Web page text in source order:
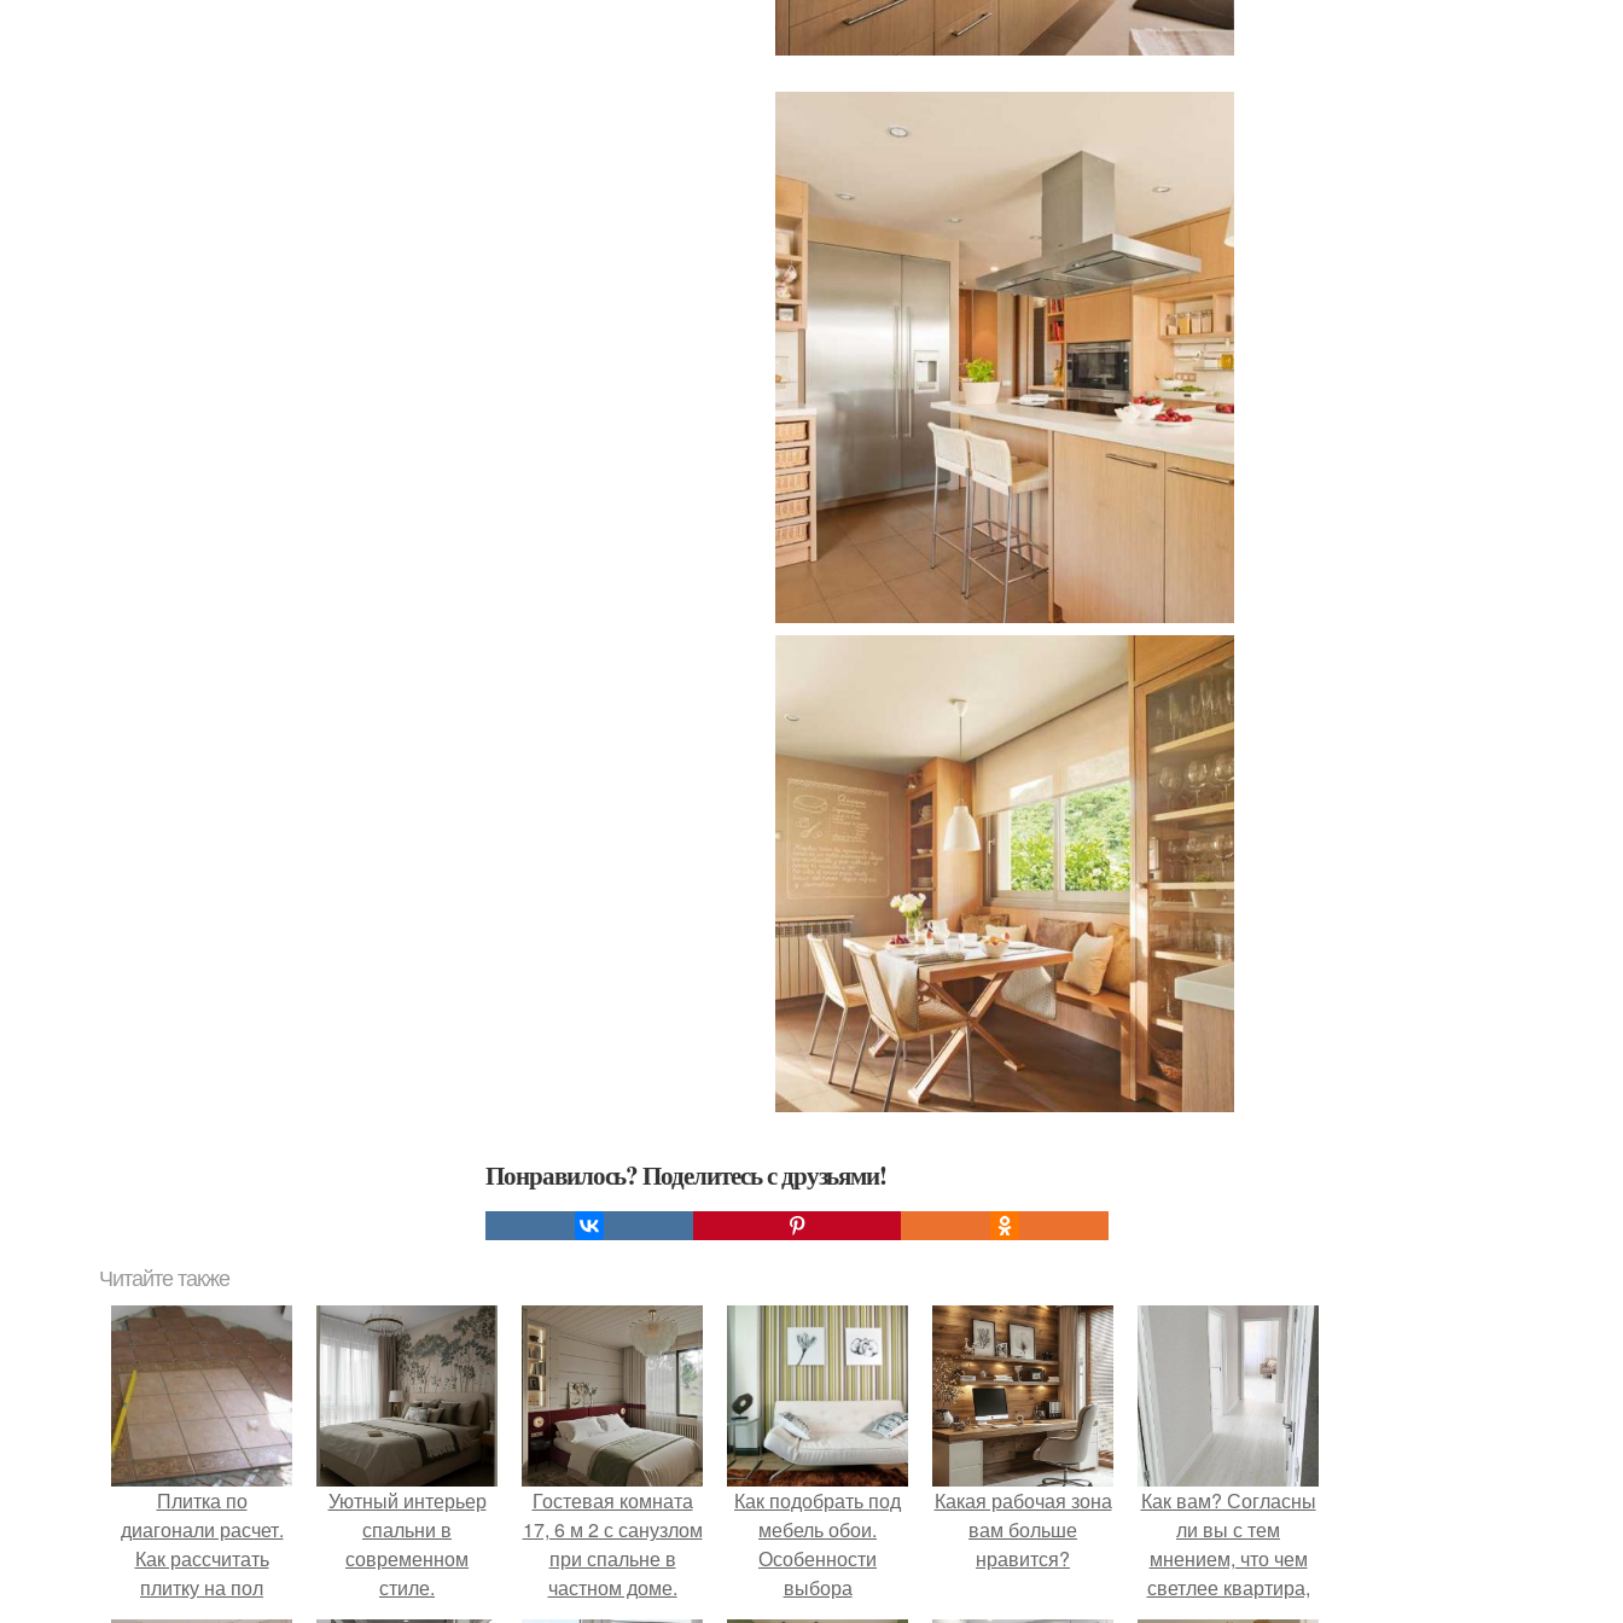
Понравилось? Поделитесь с друзьями!
Читайте также
Плитка по
диагонали расчет.
Как рассчитать
плитку на пол
Уютный интерьер
спальни в
современном
стиле.
Гостевая комната
17, 6 м 2 с санузлом
при спальне в
частном доме.
Как подобрать под
мебель обои.
Особенности
выбора
Какая рабочая зона
вам больше
нравится?
Как вам? Согласны
ли вы с тем
мнением, что чем
светлее квартира,
тем она уютнее?